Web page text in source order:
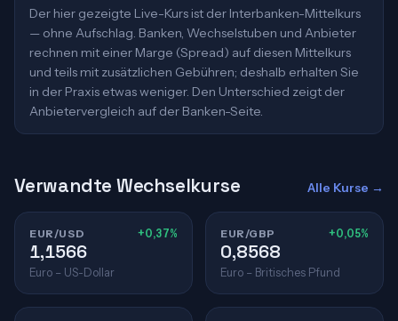
Der hier gezeigte Live-Kurs ist der Interbanken-Mittelkurs
— ohne Aufschlag. Banken, Wechselstuben und Anbieter
rechnen mit einer Marge (Spread) auf diesen Mittelkurs
und teils mit zusätzlichen Gebühren; deshalb erhalten Sie
in der Praxis etwas weniger. Den Unterschied zeigt der
Anbietervergleich auf der Banken-Seite.
Verwandte Wechselkurse Alle Kurse →
EUR/USD +0,37%
1,1566
Euro – US-Dollar
EUR/GBP +0,05%
0,8568
Euro – Britisches Pfund